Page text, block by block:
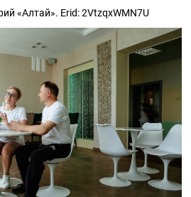
«Алтай». Erid: 2VtzqxWMN7U